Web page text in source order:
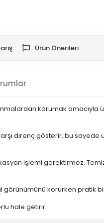
Ürün Önerileri
korumak amacıyla
direnç gösterir, bu sayede
işlemi gerektirmez.
görünümünü korurken pratik
hale getirir.